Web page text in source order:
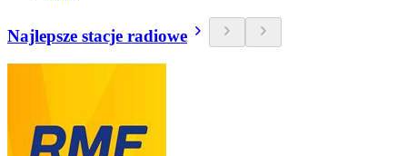
Najlepsze stacje radiowe